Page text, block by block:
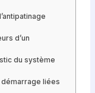
d’un
du système
liées